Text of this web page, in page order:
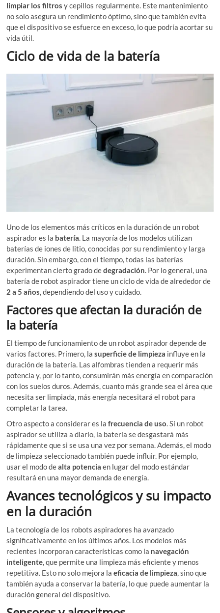
limpiar los filtros y cepillos regularmente. Este mantenimiento
no solo asegura un rendimiento óptimo, sino que también evita
que el dispositivo se esfuerce en exceso, lo que podría acortar su
vida útil.
Ciclo de vida de la batería
Uno de los elementos más críticos en la duración de un robot
aspirador es la batería. La mayoría de los modelos utilizan
baterías de iones de litio, conocidas por su rendimiento y larga
duración. Sin embargo, con el tiempo, todas las baterías
experimentan cierto grado dedegradación. Por lo general, una
batería de robot aspirador tiene un ciclo de vida de alrededor de
2 a 5 años, dependiendo del uso y cuidado.
Factores que afectan la duración de
la batería
El tiempo de funcionamiento de un robot aspirador depende de
varios factores. Primero, lasuperficie de limpieza influye en la
duración de la batería. Las alfombras tienden a requerir más
potencia y, por lo tanto, consumirán más energía en comparación
con los suelos duros. Además, cuanto más grande sea el área que
necesita ser limpiada, más energía necesitará el robot para
completar la tarea.
Otro aspecto a considerar es lafrecuencia de uso. Si un robot
aspirador se utiliza a diario, la batería se desgastará más
rápidamente que si se usa una vez por semana. Además, el modo
de limpieza seleccionado también puede influir. Por ejemplo,
usar el modo dealta potencia en lugar del modo estándar
resultará en una mayor demanda de energía.
Avances tecnológicos y su impacto
en la duración
La tecnología de los robots aspiradores ha avanzado
significativamente en los últimos años. Los modelos más
recientes incorporan características como la navegación
inteligente, que permite una limpieza más eficiente y menos
repetitiva. Esto no solo mejora laeficacia de limpieza, sino que
también ayuda a conservar la batería, lo que puede aumentar la
duración general del dispositivo.